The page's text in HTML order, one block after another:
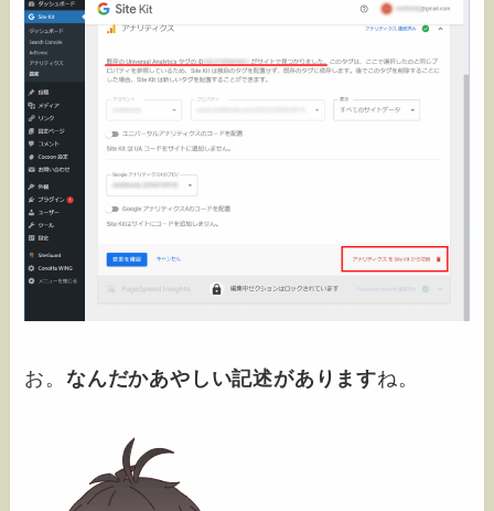
お。なんだかあやしい記述がありますね。